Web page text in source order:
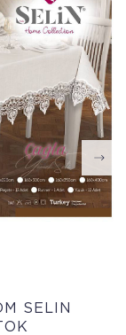
SELIN